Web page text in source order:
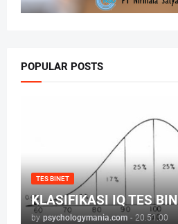
POPULAR POSTS
TES BINET
KLASIFIKASI IQ TES
by psychologymania.com - 20.51.00